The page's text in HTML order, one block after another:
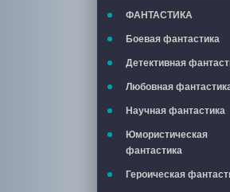
ФАНТАСТИКА
Боевая фантастика
Детективная
Любовная
Научная фантастика
Юмористическая
фантастика
Героическая